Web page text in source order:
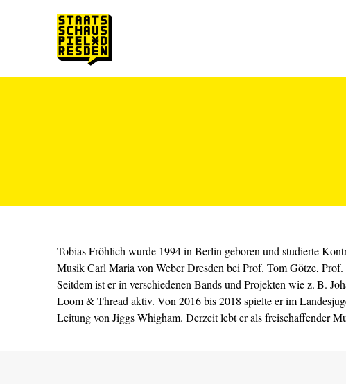
Tobias Fröhlich wurde 1994 in Berlin geboren und studierte
Musik Carl Maria von Weber Dresden bei Prof. Tom Götze,
Seitdem ist er in verschiedenen Bands und Projekten wie z. B.
Loom & Thread aktiv. Von 2016 bis 2018 spielte er im
Leitung von Jiggs Whigham. Derzeit lebt er als freischaffender